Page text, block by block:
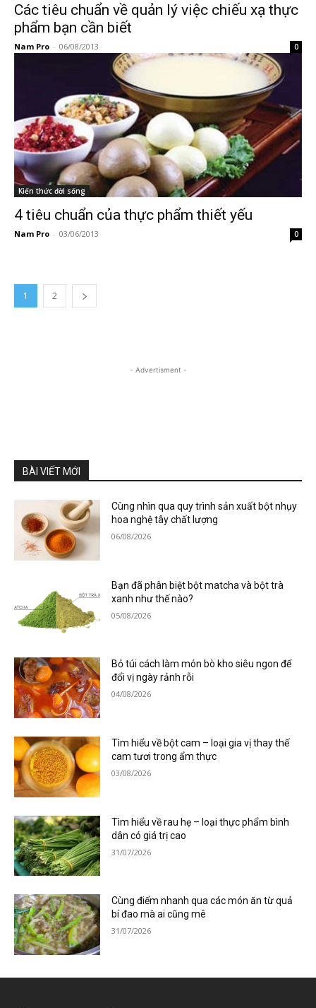
Các tiêu chuẩn về quản lý việc chiếu xạ thực
phẩm bạn cần biết
Nam Pro - 06/08/2013 0
Kiến thức đời sống
4 tiêu chuẩn của thực phẩm thiết yếu
Nam Pro - 03/06/2013 0
1 2
- Advertisment -
BÀI VIẾT MỚI
Cùng nhìn qua quy trình sản xuất bột nhụy
hoa nghệ tây chất lượng
06/08/2026
Bạn đã phân biệt bột matcha và bột trà
xanh như thế nào?
05/08/2026
Bỏ túi cách làm món bò kho siêu ngon để
đổi vị ngày rảnh rỗi
04/08/2026
Tìm hiểu về bột cam – loại gia vị thay thế
cam tươi trong ẩm thực
03/08/2026
Tìm hiểu về rau hẹ – loại thực phẩm bình
dân có giá trị cao
31/07/2026
Cùng điểm nhanh qua các món ăn từ quả
bí đao mà ai cũng mê
31/07/2026